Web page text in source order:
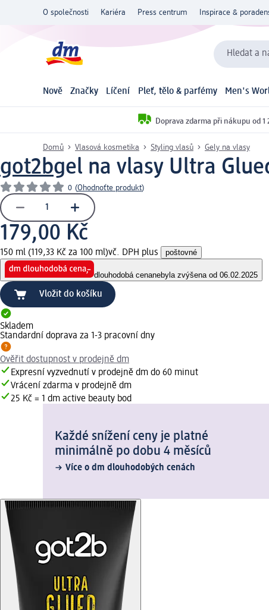
O společnosti Kariéra Press centrum Inspirace &
Hledat a
Nově Značky Líčení Pleť, tělo & parfémy Men's
Doprava zdarma při nákupu od 1
Domů Vlasová kosmetika Styling vlasů Gely na vlasy
got2bgel na vlasy Ultra
0 (Ohodnoťte produkt)
179,00 Kč
150 ml (119,33 Kč za 100 ml)vč. DPH plus poštovné
dlouhodobá cenanebyla zvýšena od 06.02.2025
Vložit do košíku
Skladem
Standardní doprava za 1-3 pracovní dny
Ověřit dostupnost v prodejně dm
Expresní vyzvednutí v prodejně dm do 60 minut
Vrácení zdarma v prodejně dm
25 Kč = 1 dm active beauty bod
Každé snížení ceny je platné
minimálně po dobu 4 měsíců
Více o dm dlouhodobých cenách